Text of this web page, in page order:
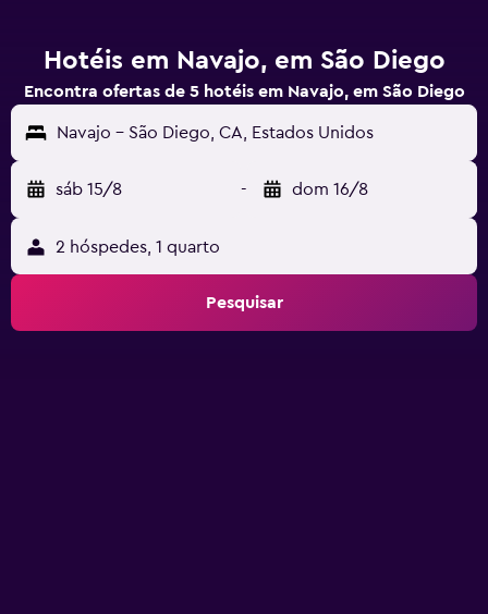
Hotéis em Navajo, em São Diego
Encontra ofertas de 5 hotéis em Navajo, em São Diego
Navajo - São Diego, CA, Estados Unidos
sáb 15/8 - dom 16/8
2 hóspedes, 1 quarto
Pesquisar